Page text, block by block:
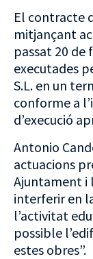
El contracte
mitjançant
passat 20 de
executades
S.L. en un
conforme a
d’execució
Antonio
actuacions
Ajuntament i
interferir en
l’activitat
possible
estes obres”.